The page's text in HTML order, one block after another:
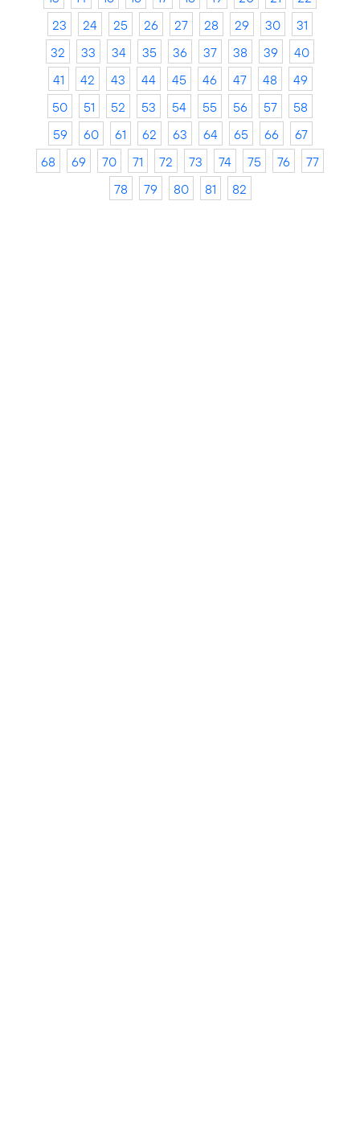
23
24 25 26 27 28 29 30
31
32
33 34 35 36 37 38 39
40
41
42 43 44 45 46 47 48
49
50
51 52 53 54 55 56 57
58
59
60 61 62 63 64 65 66
67
68
69 70 71 72 73 74 75 76
77
78
79 80 81 82